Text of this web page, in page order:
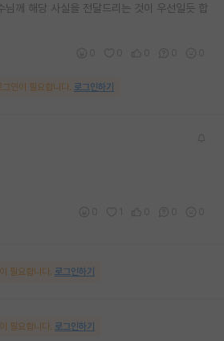
님께 해당 사실을 전달드리는 것이 우선일듯 합
인이 필요합니다. 로그인하기
필요합니다. 로그인하기
필요합니다. 로그인하기